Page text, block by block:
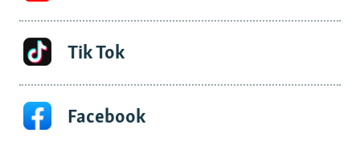
Tik Tok
Facebook